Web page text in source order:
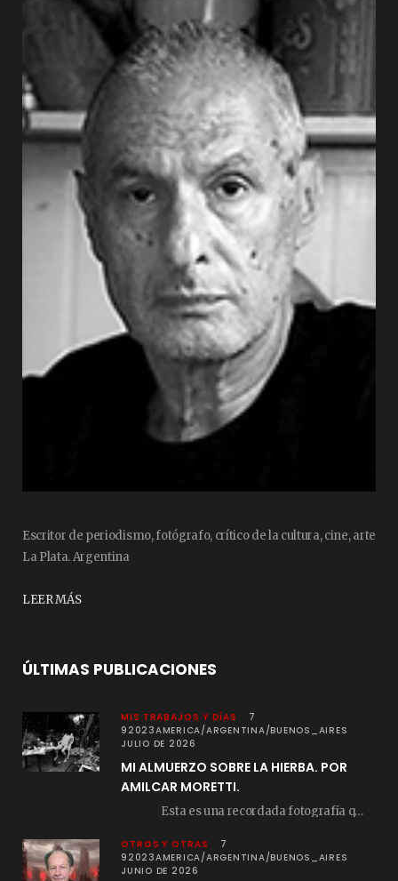
Escritor de periodismo, fotógrafo, crítico de la cultura, cine, arte
La Plata. Argentina
LEER MÁS
ÚLTIMAS PUBLICACIONES
MIS TRABAJOS Y DÍAS
7
92023AMERICA/ARGENTINA/BUENOS_AIRES
JULIO DE 2026
MI ALMUERZO SOBRE LA HIERBA. POR
AMILCAR MORETTI.
Esta es una recordada fotografía que registré…
OTROS Y OTRAS
7
92023AMERICA/ARGENTINA/BUENOS_AIRES
JUNIO DE 2026